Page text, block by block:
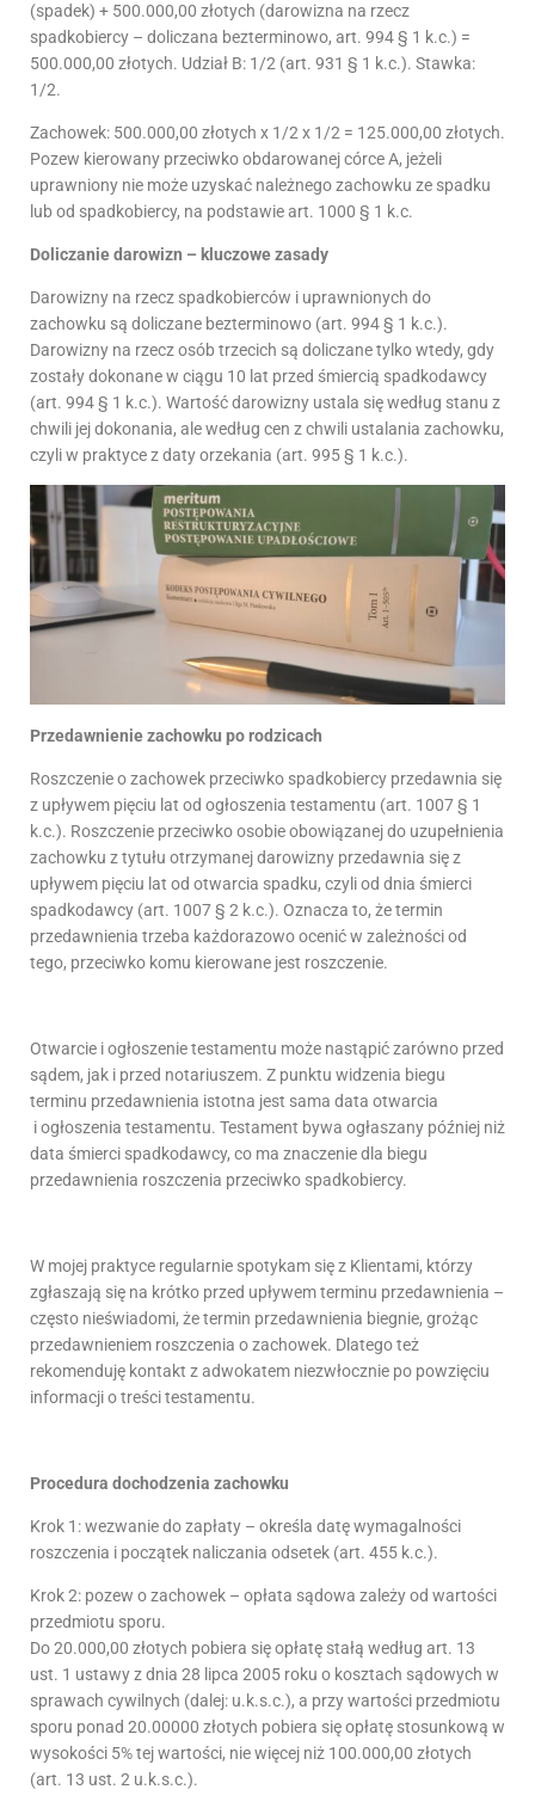
(spadek) + 500.000,00 złotych (darowizna na rzecz
spadkobiercy – doliczana bezterminowo, art. 994 § 1 k.c.) =
500.000,00 złotych. Udział B: 1/2 (art. 931 § 1 k.c.). Stawka:
1/2.
Zachowek: 500.000,00 złotych x 1/2 x 1/2 = 125.000,00 złotych.
Pozew kierowany przeciwko obdarowanej córce A, jeżeli
uprawniony nie może uzyskać należnego zachowku ze spadku
lub od spadkobiercy, na podstawie art. 1000 § 1 k.c.
Doliczanie darowizn – kluczowe zasady
Darowizny na rzecz spadkobierców i uprawnionych do
zachowku są doliczane bezterminowo (art. 994 § 1 k.c.).
Darowizny na rzecz osób trzecich są doliczane tylko wtedy, gdy
zostały dokonane w ciągu 10 lat przed śmiercią spadkodawcy
(art. 994 § 1 k.c.). Wartość darowizny ustala się według stanu z
chwili jej dokonania, ale według cen z chwili ustalania zachowku,
czyli w praktyce z daty orzekania (art. 995 § 1 k.c.).
Przedawnienie zachowku po rodzicach
Roszczenie o zachowek przeciwko spadkobiercy przedawnia się
z upływem pięciu lat od ogłoszenia testamentu (art. 1007 § 1
k.c.). Roszczenie przeciwko osobie obowiązanej do uzupełnienia
zachowku z tytułu otrzymanej darowizny przedawnia się z
upływem pięciu lat od otwarcia spadku, czyli od dnia śmierci
spadkodawcy (art. 1007 § 2 k.c.). Oznacza to, że termin
przedawnienia trzeba każdorazowo ocenić w zależności od
tego, przeciwko komu kierowane jest roszczenie.
Otwarcie i ogłoszenie testamentu może nastąpić zarówno przed
sądem, jak i przed notariuszem. Z punktu widzenia biegu
terminu przedawnienia istotna jest sama data otwarcia
i ogłoszenia testamentu. Testament bywa ogłaszany później niż
data śmierci spadkodawcy, co ma znaczenie dla biegu
przedawnienia roszczenia przeciwko spadkobiercy.
W mojej praktyce regularnie spotykam się z Klientami, którzy
zgłaszają się na krótko przed upływem terminu przedawnienia –
często nieświadomi, że termin przedawnienia biegnie, grożąc
przedawnieniem roszczenia o zachowek. Dlatego też
rekomenduję kontakt z adwokatem niezwłocznie po powzięciu
informacji o treści testamentu.
Procedura dochodzenia zachowku
Krok 1: wezwanie do zapłaty – określa datę wymagalności
roszczenia i początek naliczania odsetek (art. 455 k.c.).
Krok 2: pozew o zachowek – opłata sądowa zależy od wartości
przedmiotu sporu.
Do 20.000,00 złotych pobiera się opłatę stałą według art. 13
ust. 1 ustawy z dnia 28 lipca 2005 roku o kosztach sądowych w
sprawach cywilnych (dalej: u.k.s.c.), a przy wartości przedmiotu
sporu ponad 20.00000 złotych pobiera się opłatę stosunkową w
wysokości 5% tej wartości, nie więcej niż 100.000,00 złotych
(art. 13 ust. 2 u.k.s.c.).